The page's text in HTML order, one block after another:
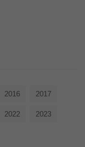
2016 2017
2022 2023